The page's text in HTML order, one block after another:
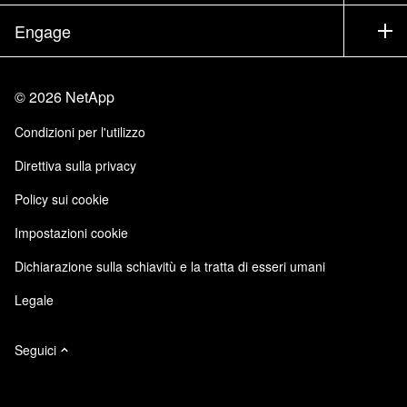
Elenco prodotti A-Z
Community
Impara
Offerte di lavoro
Trust Center
Responsabilità e sostenibilità
Certificazioni di qualità
NetApp Instaclustr
Newsroom
Eventi
Blog
Esperienza del cliente
Testimonianze dei clienti
Engage
Feedback sito
Accessibilità
Iscrizioni email
NetApp P. Iva 02655930960
Modello 231
©2026 NetApp
Condizioni per l'utilizzo
Direttiva sulla privacy
Policy sui cookie
Impostazioni cookie
Dichiarazione sulla schiavitù e la tratta di esseri umani
Legale
Seguici